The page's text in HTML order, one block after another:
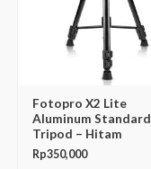
Fotopro X2 Lite
Aluminum Standard
Tripod – Hitam
Rp350,000